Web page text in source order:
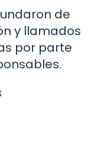
de
y llamados
por parte